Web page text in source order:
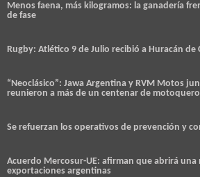
Menos faena, más kilogramos: la ganadería
de fase
Rugby: Atlético 9 de Julio recibió a Huracán de
“Neoclásico”: Jawa Argentina y RVM Motos
reunieron a más de un centenar de
Se refuerzan los operativos de prevención y
Acuerdo Mercosur-UE: afirman que abrirá una
exportaciones argentinas